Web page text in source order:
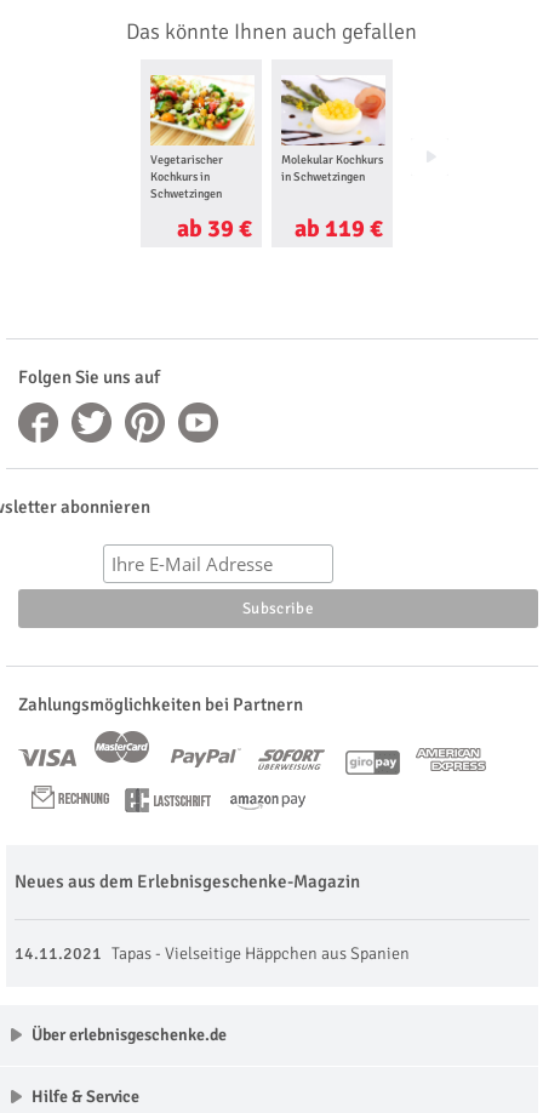
Das könnte Ihnen auch gefallen
Vegetarischer
Kochkurs in
Schwetzingen
ab 39 €
Molekular Kochkurs
in Schwetzingen
ab 119 €
Weingut
Folgen Sie uns auf
abonnieren
Zahlungsmöglichkeiten bei Partnern
Neues aus dem Erlebnisgeschenke-Magazin
14.11.2021 Tapas - Vielseitige Häppchen aus Spanien
Über erlebnisgeschenke.de
Hilfe & Service